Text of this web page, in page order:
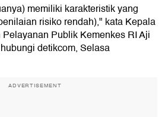
memiliki karakteristik yang
risiko rendah)," kata Kepala
Publik Kemenkes RI Aji
detikcom, Selasa
ADVERTISEMENT